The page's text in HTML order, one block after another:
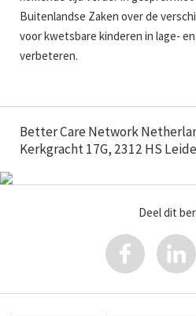
Buitenlandse Zaken over de
voor kwetsbare kinderen in lage-
verbeteren.
Better Care Network
Kerkgracht 17G, 2312 HS
Deel dit